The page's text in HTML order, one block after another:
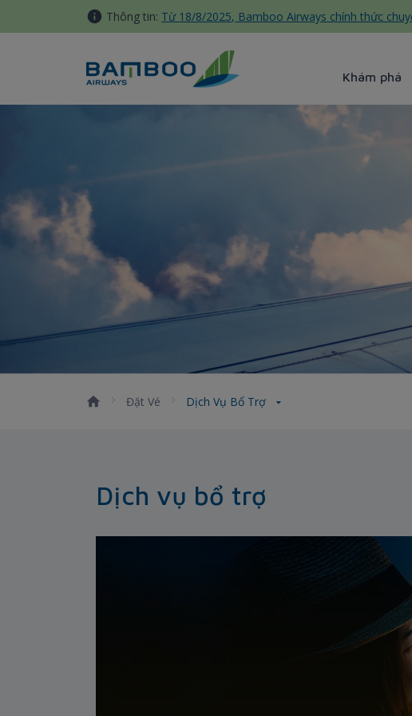
Truy cập nội dung luôn
Thông tin: Từ 18/8/2025, Bamboo Airways chính thức
Khám phá
Dịch vụ bổ trợ - Bamboo Airways
Đặt Vé Dịch Vụ Bổ Trợ
Dịch vụ bổ trợ